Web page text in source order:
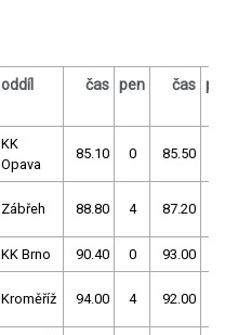
oddíl čas pen čas
KK
Opava
85.10 0 85.50
Zábřeh 88.80 4 87.20
KK Brno 90.40 0 93.00
Kroměříž 94.00 4 92.00